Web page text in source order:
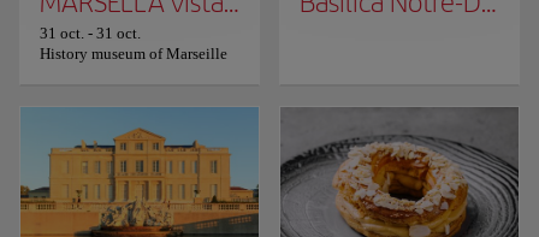
31 oct. - 31 oct.
History museum of Marseille